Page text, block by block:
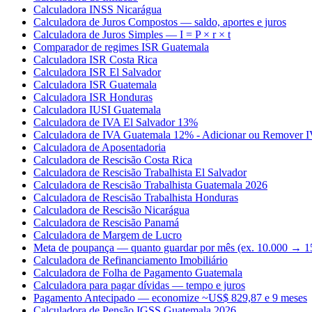
Calculadora INSS Nicarágua
Calculadora de Juros Compostos — saldo, aportes e juros
Calculadora de Juros Simples — I = P × r × t
Comparador de regimes ISR Guatemala
Calculadora ISR Costa Rica
Calculadora ISR El Salvador
Calculadora ISR Guatemala
Calculadora ISR Honduras
Calculadora IUSI Guatemala
Calculadora de IVA El Salvador 13%
Calculadora de IVA Guatemala 12% - Adicionar ou Remover
Calculadora de Aposentadoria
Calculadora de Rescisão Costa Rica
Calculadora de Rescisão Trabalhista El Salvador
Calculadora de Rescisão Trabalhista Guatemala 2026
Calculadora de Rescisão Trabalhista Honduras
Calculadora de Rescisão Nicarágua
Calculadora de Rescisão Panamá
Calculadora de Margem de Lucro
Meta de poupança — quanto guardar por mês (ex. 10.000 →
Calculadora de Refinanciamento Imobiliário
Calculadora de Folha de Pagamento Guatemala
Calculadora para pagar dívidas — tempo e juros
Pagamento Antecipado — economize ~US$ 829,87 e 9 meses